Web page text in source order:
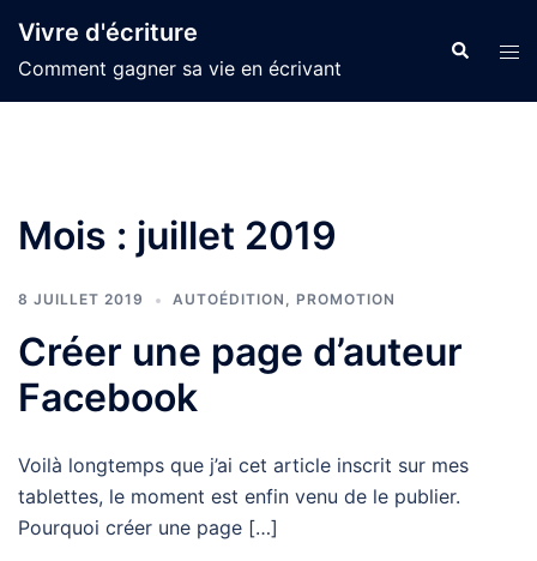
contenu
Vivre d'écriture
Comment gagner sa vie en écrivant
Mois : juillet 2019
8 JUILLET 2019 AUTOÉDITION , PROMOTION
Créer une page d’auteur
Facebook
Voilà longtemps que j’ai cet article inscrit sur mes
tablettes, le moment est enfin venu de le publier.
Pourquoi créer une page […]